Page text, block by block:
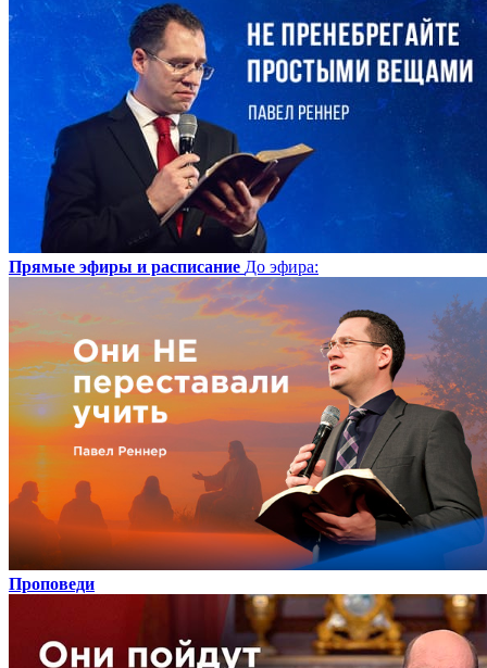
Прямые эфиры и расписание До эфира:
Проповеди